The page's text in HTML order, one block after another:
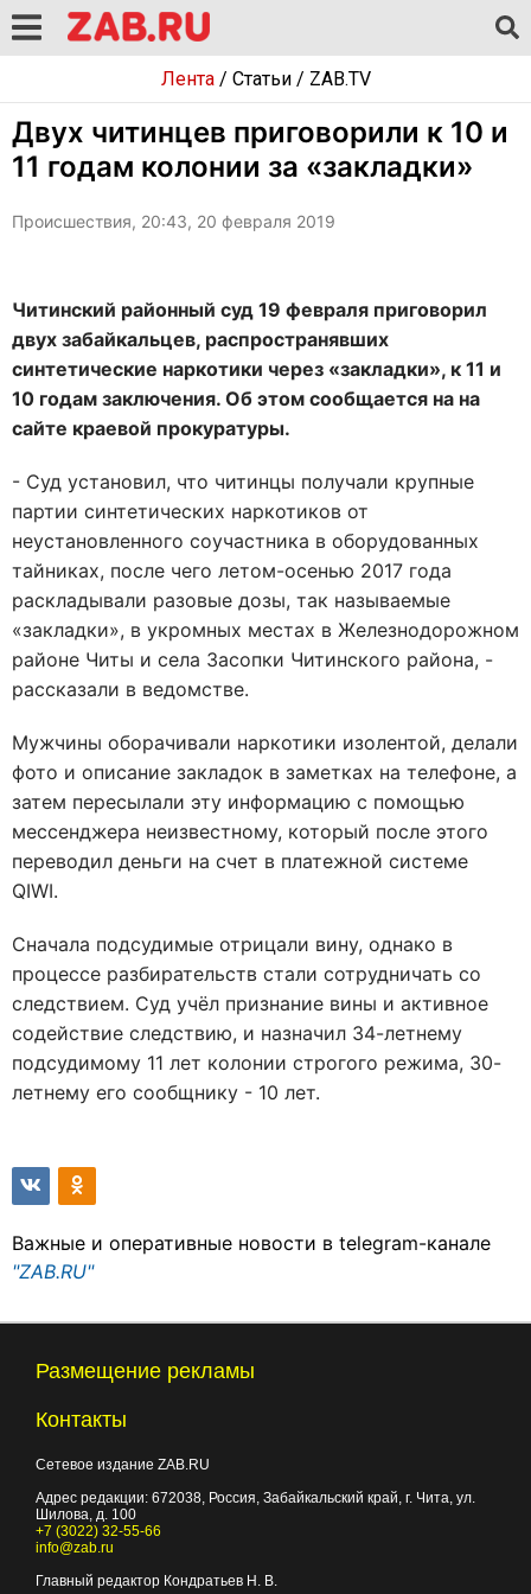
Лента/ Статьи/ ZAB.TV
Двух читинцев приговорили к 10 и
11 годам колонии за «закладки»
Происшествия, 20:43, 20 февраля 2019
Читинский районный суд 19 февраля приговорил
двух забайкальцев, распространявших
синтетические наркотики через «закладки», к 11 и
10 годам заключения. Об этом сообщается на на
сайте краевой прокуратуры.
- Суд установил, что читинцы получали крупные
партии синтетических наркотиков от
неустановленного соучастника в оборудованных
тайниках, после чего летом-осенью 2017 года
раскладывали разовые дозы, так называемые
«закладки», в укромных местах в Железнодорожном
районе Читы и села Засопки Читинского района, -
рассказали в ведомстве.
Мужчины оборачивали наркотики изолентой, делали
фото и описание закладок в заметках на телефоне, а
затем пересылали эту информацию с помощью
мессенджера неизвестному, который после этого
переводил деньги на счет в платежной системе
QIWI.
Сначала подсудимые отрицали вину, однако в
процессе разбирательств стали сотрудничать со
следствием. Суд учёл признание вины и активное
содействие следствию, и назначил 34-летнему
подсудимому 11 лет колонии строгого режима, 30-
летнему его сообщнику - 10 лет.
Важные и оперативные новости в telegram-канале
"ZAB.RU"
Размещение рекламы
Контакты
Сетевое издание ZAB.RU
Адрес редакции: 672038, Россия, Забайкальский край, г. Чита, ул.
Шилова, д. 100
+7 (3022) 32-55-66
info@zab.ru
Главный редактор Кондратьев Н. В.